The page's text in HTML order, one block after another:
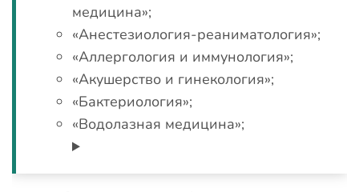
медицина»;
«Анестезиология-реаниматология»;
«Аллергология и иммунология»;
«Акушерство и гинекология»;
«Бактериология»;
«Водолазная медицина»;